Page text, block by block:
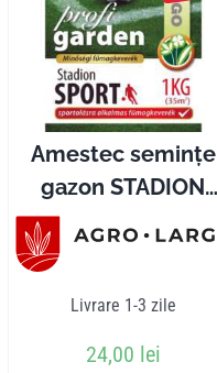
Amestec semințe
gazon STADION
Livrare 1-3 zile
24,00 lei